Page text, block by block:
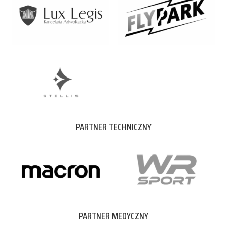
PARTNER TECHNICZNY
PARTNER MEDYCZNY